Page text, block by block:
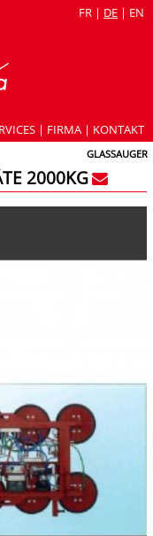
FR | DE | EN
| FIRMA | KONTAKT
GLASSAUGER
2000KG